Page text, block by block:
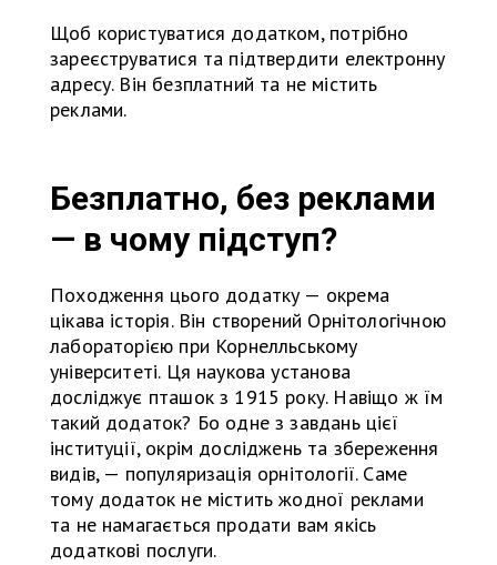
Щоб користуватися додатком, потрібно
зареєструватися та підтвердити електронну
адресу. Він безплатний та не містить
реклами.
Безплатно, без реклами
— в чому підступ?
Походження цього додатку — окрема
цікава історія. Він створений Орнітологічною
лабораторією при Корнелльському
університеті. Ця наукова установа
досліджує пташок з 1915 року. Навіщо ж їм
такий додаток? Бо одне з завдань цієї
інституції, окрім досліджень та збереження
видів, — популяризація орнітології. Саме
тому додаток не містить жодної реклами
та не намагається продати вам якісь
додаткові послуги.